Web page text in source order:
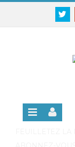
Panneau de gestion
SE CONNECTER